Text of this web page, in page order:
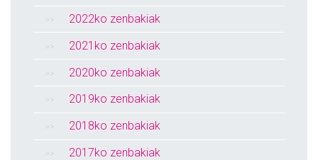
2022ko zenbakiak
2021ko zenbakiak
2020ko zenbakiak
2019ko zenbakiak
2018ko zenbakiak
2017ko zenbakiak